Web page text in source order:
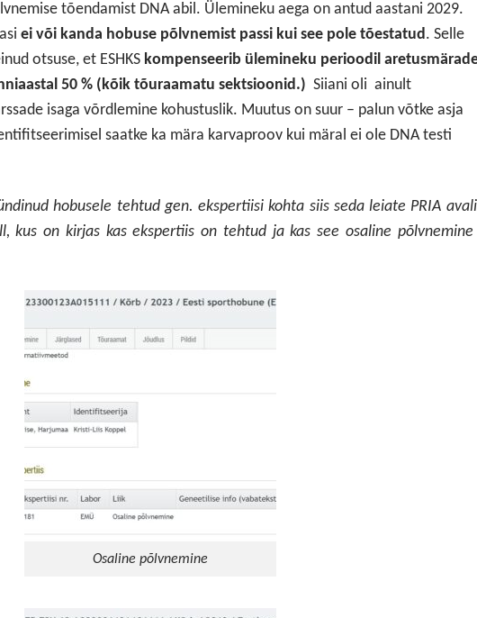
tõendamist DNA abil. Ülemineku aega on antud aastani 2029.
ei või kanda hobuse põlvnemist passi kui see pole tõestatud . Selle
otsuse, et ESHKS kompenseerib ülemineku perioodil
50 % (kõik tõuraamatu sektsioonid.) Siiani oli ainult
isaga võrdlemine kohustuslik. Muutus on suur – palun võtke asja
saatke ka mära karvaproov kui märal ei ole DNA testi
hobusele tehtud gen. ekspertiisi kohta siis seda leiate PRIA
kus on kirjas kas ekspertiis on tehtud ja kas see osaline
Osaline põlvnemine